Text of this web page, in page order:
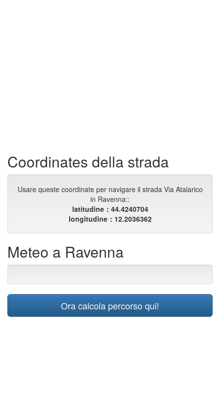
Coordinates della strada
Usare queste coordinate per navigare il strada Via Atalarico
in Ravenna::
latitudine：44.4240704
longitudine：12.2036362
Meteo a Ravenna
Ora calcola percorso qui!